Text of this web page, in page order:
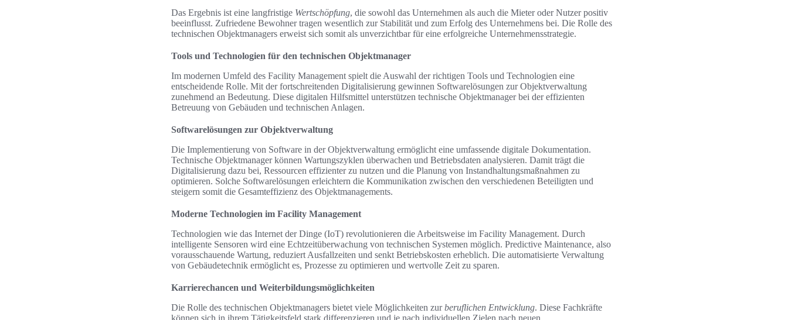
Das Ergebnis ist eine langfristige Wertschöpfung, die sowohl das Unternehmen als auch die Mieter oder Nutzer positiv
beeinflusst. Zufriedene Bewohner tragen wesentlich zur Stabilität und zum Erfolg des Unternehmens bei. Die Rolle des
technischen Objektmanagers erweist sich somit als unverzichtbar für eine erfolgreiche Unternehmensstrategie.
Tools und Technologien für den technischen Objektmanager
Im modernen Umfeld des Facility Management spielt die Auswahl der richtigen Tools und Technologien eine
entscheidende Rolle. Mit der fortschreitenden Digitalisierung gewinnen Softwarelösungen zur Objektverwaltung
zunehmend an Bedeutung. Diese digitalen Hilfsmittel unterstützen technische Objektmanager bei der effizienten
Betreuung von Gebäuden und technischen Anlagen.
Softwarelösungen zur Objektverwaltung
Die Implementierung von Software in der Objektverwaltung ermöglicht eine umfassende digitale Dokumentation.
Technische Objektmanager können Wartungszyklen überwachen und Betriebsdaten analysieren. Damit trägt die
Digitalisierung dazu bei, Ressourcen effizienter zu nutzen und die Planung von Instandhaltungsmaßnahmen zu
optimieren. Solche Softwarelösungen erleichtern die Kommunikation zwischen den verschiedenen Beteiligten und
steigern somit die Gesamteffizienz des Objektmanagements.
Moderne Technologien im Facility Management
Technologien wie das Internet der Dinge (IoT) revolutionieren die Arbeitsweise im Facility Management. Durch
intelligente Sensoren wird eine Echtzeitüberwachung von technischen Systemen möglich. Predictive Maintenance, also
vorausschauende Wartung, reduziert Ausfallzeiten und senkt Betriebskosten erheblich. Die automatisierte Verwaltung
von Gebäudetechnik ermöglicht es, Prozesse zu optimieren und wertvolle Zeit zu sparen.
Karrierechancen und Weiterbildungsmöglichkeiten
Die Rolle des technischen Objektmanagers bietet viele Möglichkeiten zurberuflichen Entwicklung. Diese Fachkräfte
können sich in ihrem Tätigkeitsfeld stark differenzieren und je nach individuellen Zielen nach neuen